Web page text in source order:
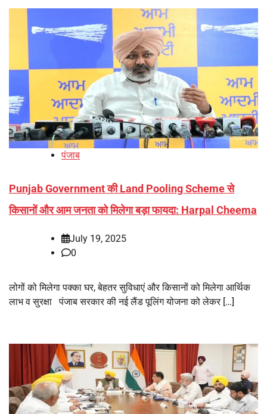
पंजाब
Punjab Government की Land Pooling Scheme से
किसानों और आम जनता को मिलेगा बड़ा फायदा: Harpal Cheema
July 19, 2025
0
लोगों को मिलेगा पक्का घर, बेहतर सुविधाएं और किसानों को मिलेगा आर्थिक
लाभ व सुरक्षा पंजाब सरकार की नई लैंड पूलिंग योजना को लेकर […]